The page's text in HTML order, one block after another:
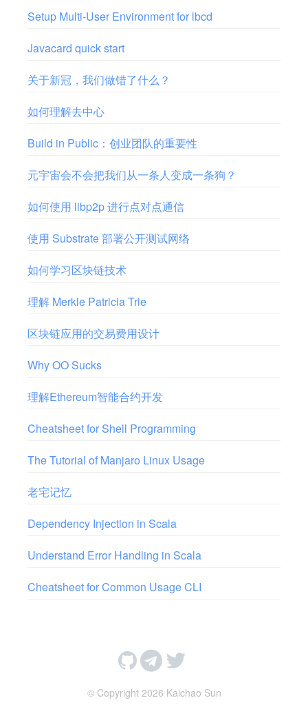
Setup Multi-User Environment for lbcd
Javacard quick start
关于新冠，我们做错了什么？
如何理解去中心
Build in Public：创业团队的重要性
元宇宙会不会把我们从一条人变成一条狗？
如何使用 libp2p 进行点对点通信
使用 Substrate 部署公开测试网络
如何学习区块链技术
理解 Merkle Patricia Trie
区块链应用的交易费用设计
Why OO Sucks
理解Ethereum智能合约开发
Cheatsheet for Shell Programming
The Tutorial of Manjaro Linux Usage
老宅记忆
Dependency Injection in Scala
Understand Error Handling in Scala
Cheatsheet for Common Usage CLI
© Copyright 2026 Kaichao Sun